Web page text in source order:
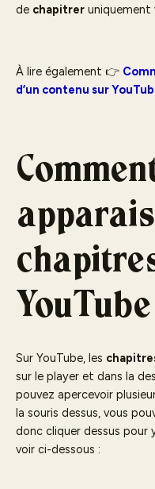
de chapitrer uniquement
À lire également 👉
d’un contenu sur
Sur YouTube, les
sur le player et dans la
pouvez apercevoir
la souris dessus, vous
donc cliquer dessus pour
voir ci-dessous :